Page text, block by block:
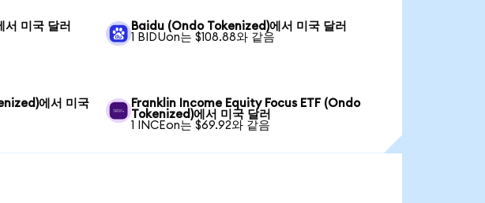
미국 달러
Baidu (Ondo Tokenized)에서 미국 달러
1 BIDUon는 $108.88와 같음
에서 미국
Franklin Income Equity Focus ETF (Ondo
Tokenized)에서 미국 달러
1 INCEon는 $69.92와 같음